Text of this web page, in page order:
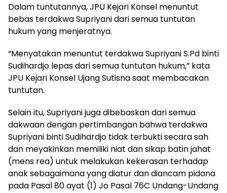
Dalam tuntutannya, JPU Kejari Konsel menuntut
bebas terdakwa Supriyani dari semua tuntutan
hukum yang menjeratnya.
“Menyatakan menuntut terdakwa Supriyani S.Pd binti
Sudihardjo lepas dari semua tuntutan hukum,” kata
JPU Kejari Konsel Ujang Sutisna saat membacakan
tuntutan.
Selain itu, Supriyani juga dibebaskan dari semua
dakwaan dengan pertimbangan bahwa terdakwa
Supriyani binti Sudihardjo tidak terbukti secara sah
dan meyakinkan memiliki niat dan sikap batin jahat
(mens rea) untuk melakukan kekerasan terhadap
anak sebagaimana yang diatur dan diancam pidana
pada Pasal 80 ayat (1) Jo Pasal 76C Undang-Undang